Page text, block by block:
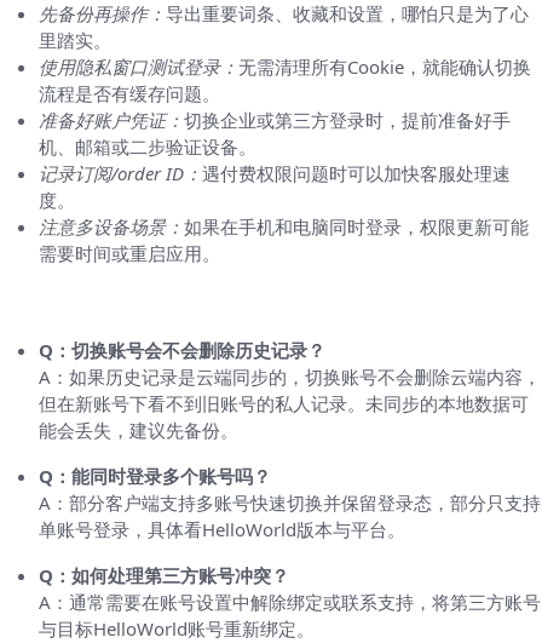
先备份再操作： 导出重要词条、收藏和设置，哪怕只是为了心
里踏实。
使用隐私窗口测试登录： 无需清理所有Cookie，就能确认切换
流程是否有缓存问题。
准备好账户凭证： 切换企业或第三方登录时，提前准备好手
机、邮箱或二步验证设备。
记录订阅/order ID： 遇付费权限问题时可以加快客服处理速
度。
注意多设备场景： 如果在手机和电脑同时登录，权限更新可能
需要时间或重启应用。
Q：切换账号会不会删除历史记录？
A：如果历史记录是云端同步的，切换账号不会删除云端内容，
但在新账号下看不到旧账号的私人记录。未同步的本地数据可
能会丢失，建议先备份。
Q：能同时登录多个账号吗？
A：部分客户端支持多账号快速切换并保留登录态，部分只支持
单账号登录，具体看HelloWorld版本与平台。
Q：如何处理第三方账号冲突？
A：通常需要在账号设置中解除绑定或联系支持，将第三方账号
与目标HelloWorld账号重新绑定。